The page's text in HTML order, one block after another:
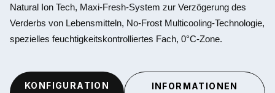
Natural Ion Tech, Maxi-Fresh-System zur Verzögerung des
Verderbs von Lebensmitteln, No-Frost Multicooling-Technologie,
spezielles feuchtigkeitskontrolliertes Fach, 0°C-Zone.
KONFIGURATION
INFORMATIONEN